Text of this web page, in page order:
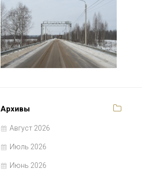
Архивы
Август 2026
Июль 2026
Июнь 2026